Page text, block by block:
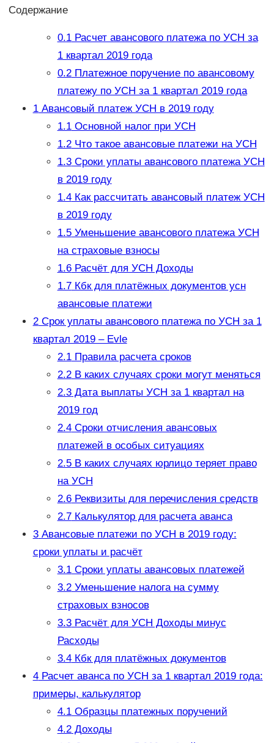
Содержание
0.1Расчет авансового платежа по УСН за
1 квартал 2019 года
0.2Платежное поручение по авансовому
платежу по УСН за 1 квартал 2019 года
1Авансовый платеж УСН в 2019 году
1.1Основной налог при УСН
1.2Что такое авансовые платежи на УСН
1.3Сроки уплаты авансового платежа УСН
в 2019 году
1.4Как рассчитать авансовый платеж УСН
в 2019 году
1.5Уменьшение авансового платежа УСН
на страховые взносы
1.6Расчёт для УСН Доходы
1.7Кбк для платёжных документов усн
авансовые платежи
2Срок уплаты авансового платежа по УСН за 1
квартал 2019 – Evle
2.1Правила расчета сроков
2.2В каких случаях сроки могут меняться
2.3Дата выплаты УСН за 1 квартал на
2019 год
2.4Сроки отчисления авансовых
платежей в особых ситуациях
2.5В каких случаях юрлицо теряет право
на УСН
2.6Реквизиты для перечисления средств
2.7Калькулятор для расчета аванса
3Авансовые платежи по УСН в 2019 году:
сроки уплаты и расчёт
3.1Сроки уплаты авансовых платежей
3.2Уменьшение налога на сумму
страховых взносов
3.3Расчёт для УСН Доходы минус
Расходы
3.4Кбк для платёжных документов
4Расчет аванса по УСН за 1 квартал 2019 года:
примеры, калькулятор
4.1Образцы платежных поручений
4.2Доходы